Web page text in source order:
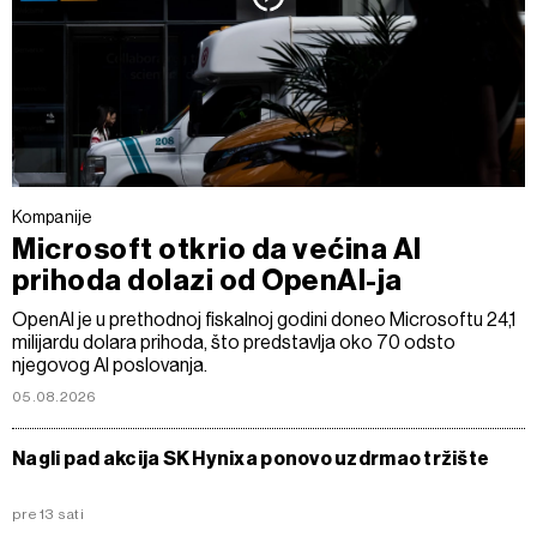
Kompanije
Microsoft otkrio da većina AI
prihoda dolazi od OpenAI-ja
OpenAI je u prethodnoj fiskalnoj godini doneo Microsoftu 24,1
milijardu dolara prihoda, što predstavlja oko 70 odsto
njegovog AI poslovanja.
05.08.2026
Nagli pad akcija SK Hynixa ponovo uzdrmao tržište
pre 13 sati